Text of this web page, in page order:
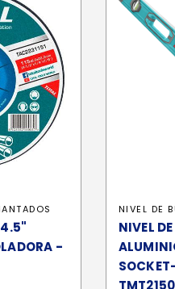
4.5"
-
NIVEL DE
NIVEL